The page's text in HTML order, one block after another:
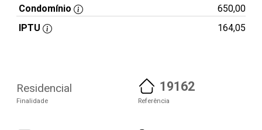
Condomínio
650,00
IPTU
164,05
Residencial
Finalidade
19162
Referência